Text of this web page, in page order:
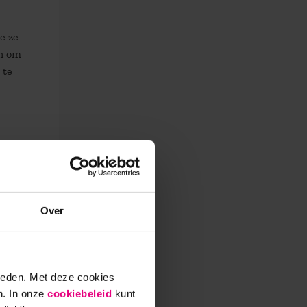
Over
Met deze cookies
In onze cookiebeleid kunt
ze
om
te